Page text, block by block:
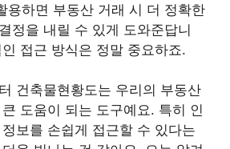
용하면 부동산 거래 시 더 정확한
정을 내릴 수 있게 도와준답니
접근 방식은 정말 중요하죠.
건축물현황도는 우리의 부동산
도움이 되는 도구예요. 특히 인
보를 손쉽게 접근할 수 있다는